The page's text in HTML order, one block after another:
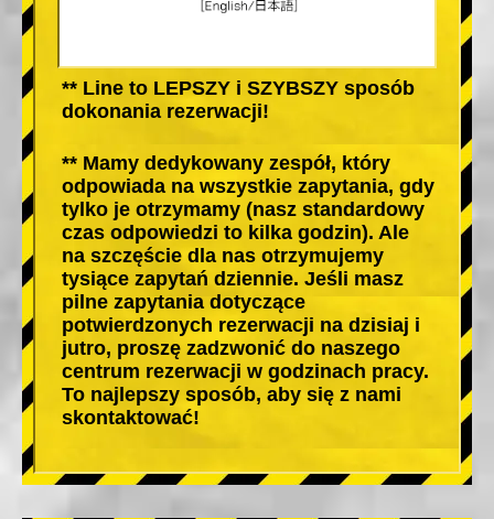
** Line to LEPSZY i SZYBSZY sposób
dokonania rezerwacji!
** Mamy dedykowany zespół, który
odpowiada na wszystkie zapytania, gdy
tylko je otrzymamy (nasz standardowy
czas odpowiedzi to kilka godzin). Ale
na szczęście dla nas otrzymujemy
tysiące zapytań dziennie. Jeśli masz
pilne zapytania dotyczące
potwierdzonych rezerwacji na dzisiaj i
jutro, proszę zadzwonić do naszego
centrum rezerwacji w godzinach pracy.
To najlepszy sposób, aby się z nami
skontaktować!